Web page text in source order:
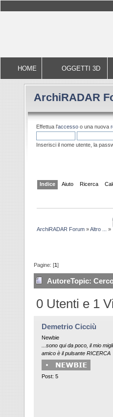
HOME OGGETTI 3D
ArchiRADAR
Effettua l'accesso o una nuova
Inserisci il nome utente, la
Indice Aiuto Ricerca
ArchiRADAR Forum »Altro ... »
Pagine: [1]
AutoreTopic:
0 Utenti e 1
Demetrio Cicciù
Newbie
...sono qui da poco, il mio
amico è il pulsante RICERCA
Post: 5